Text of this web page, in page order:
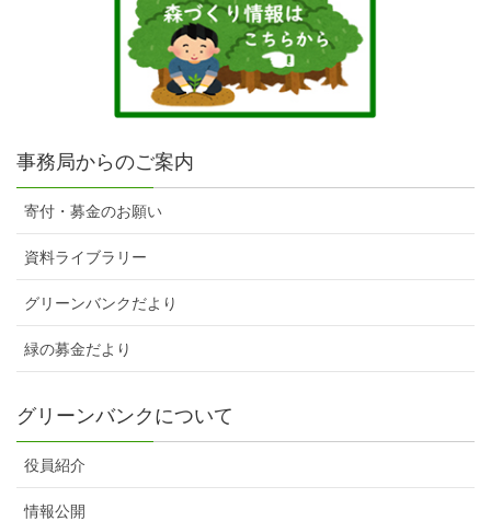
事務局からのご案内
寄付・募金のお願い
資料ライブラリー
グリーンバンクだより
緑の募金だより
グリーンバンクについて
役員紹介
情報公開